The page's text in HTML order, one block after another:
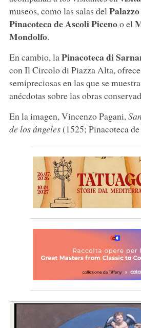
museos, como las salas del
Pinacoteca de Ascoli Picenoo el
Mondolfo.
En cambio, la Pinacoteca di
con Il Circolo di Piazza Alta,
semipreciosas en las que se
anécdotas sobre las obras
En la imagen, Vincenzo Pagani,
de los ángeles(1525; Pinacoteca